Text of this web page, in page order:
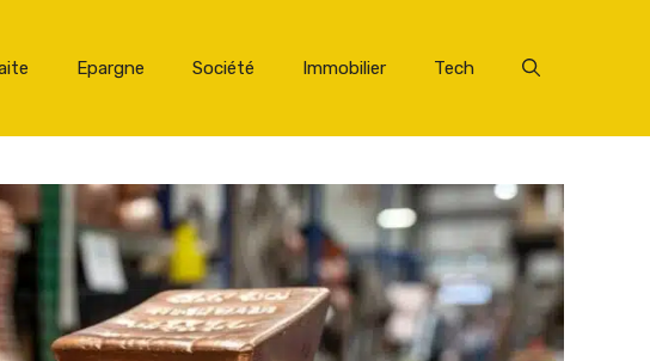
Epargne Société Immobilier Tech